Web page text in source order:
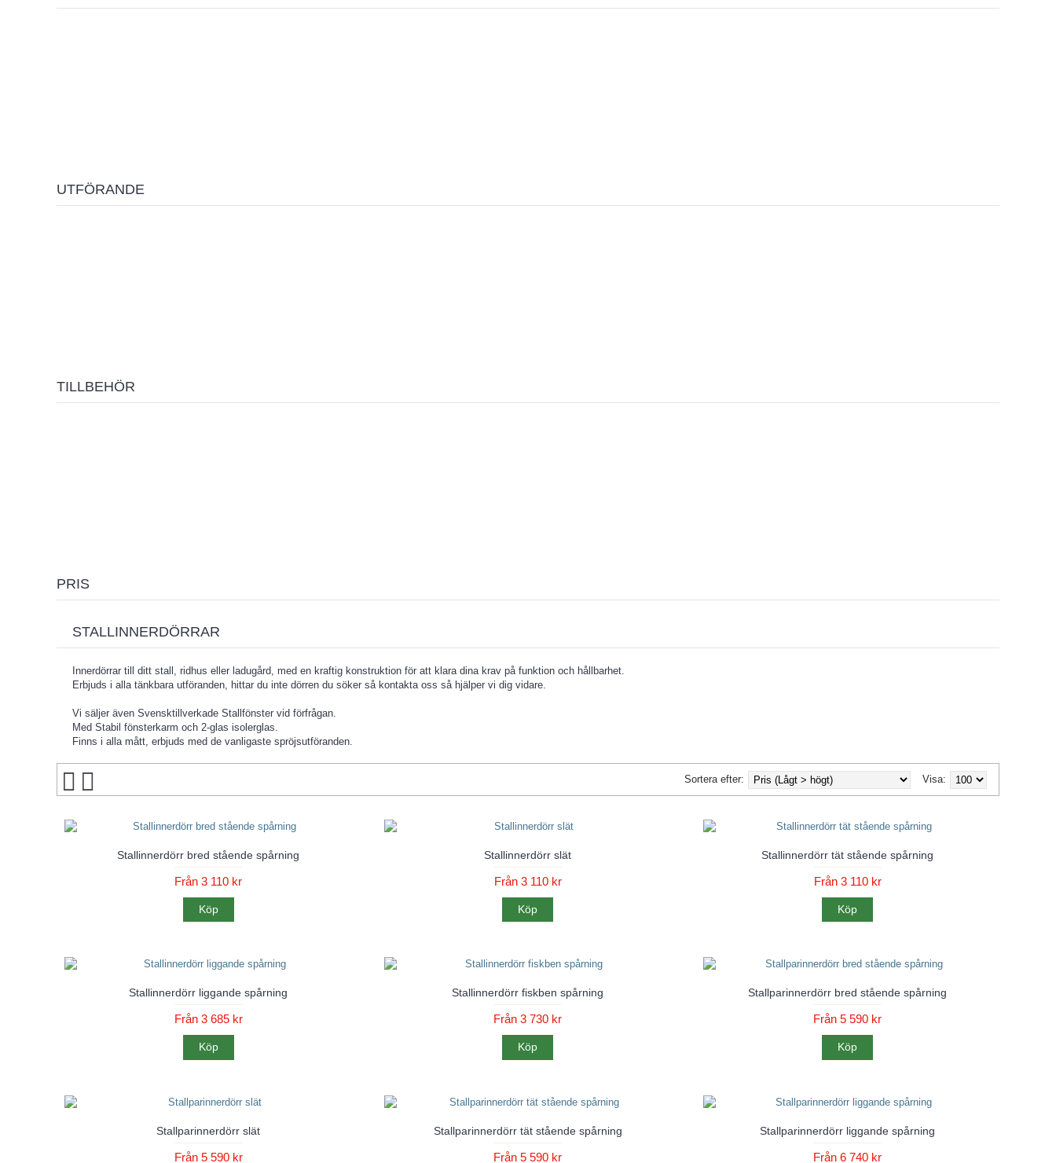
UTFÖRANDE
TILLBEHÖR
PRIS
STALLINNERDÖRRAR
Innerdörrar till ditt stall, ridhus eller ladugård, med en kraftig konstruktion för att klara dina krav på funktion och hållbarhet.
Erbjuds i alla tänkbara utföranden, hittar du inte dörren du söker så kontakta oss så hjälper vi dig vidare.
Vi säljer även Svensktillverkade Stallfönster vid förfrågan.
Med Stabil fönsterkarm och 2-glas isolerglas.
Finns i alla mått, erbjuds med de vanligaste spröjsutföranden.
Visa:
Sortera efter:
Stallinnerdörr bred stående spårning
Från 3 110 kr
Köp
Stallinnerdörr slät
Från 3 110 kr
Köp
Stallinnerdörr tät stående spårning
Från 3 110 kr
Köp
Stallinnerdörr liggande spårning
Från 3 685 kr
Köp
Stallinnerdörr fiskben spårning
Från 3 730 kr
Köp
Stallparinnerdörr bred stående spårning
Från 5 590 kr
Köp
Stallparinnerdörr slät
Från 5 590 kr
Stallparinnerdörr tät stående spårning
Från 5 590 kr
Stallparinnerdörr liggande spårning
Från 6 740 kr